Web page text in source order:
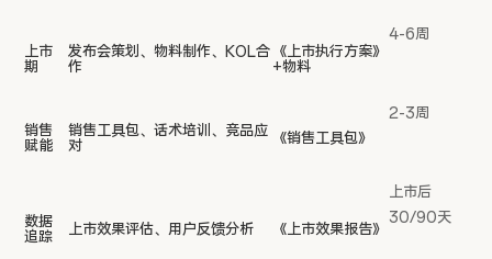
上市
期
发布会策划、物料制作、KOL合
作
《上市执行方案》
+物料
4-6周
销售
赋能
销售工具包、话术培训、竞品应
对
《销售工具包》
2-3周
数据
追踪
上市效果评估、用户反馈分析 《上市效果报告》
上市后
30/90天